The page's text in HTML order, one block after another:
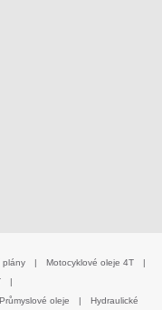
plány | Motocyklové oleje 4T
|
|
Průmyslové oleje |
Hydraulické